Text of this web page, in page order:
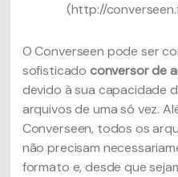
(http://
O Converseen pode ser
sofisticado conversor de
devido à sua capacidade
arquivos de uma só vez.
Converseen, todos os
não precisam
formato e, desde que